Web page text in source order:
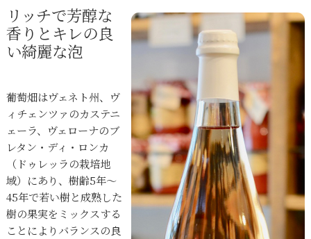
リッチで芳醇な
香りとキレの良
い綺麗な泡
葡萄畑はヴェネト州、ヴ
ィチェンツァのカステニ
ェーラ、ヴェローナのブ
レタン・ディ・ロンカ
（ドゥレッラの栽培地
域）にあり、樹齢5年〜
45年で若い樹と成熟した
樹の果実をミックスする
ことによりバランスの良